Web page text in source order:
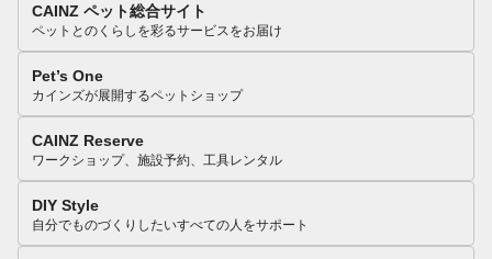
CAINZ ペット総合サイト
ペットとのくらしを彩るサービスをお届け
Pet’s One
カインズが展開するペットショップ
CAINZ Reserve
ワークショップ、施設予約、工具レンタル
DIY Style
自分でものづくりしたいすべての人をサポート